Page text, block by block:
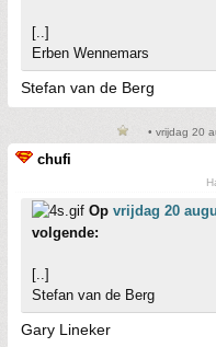
[..]
Erben Wennemars
Stefan van de Berg
• vrijdag 20
chufi
Op vrijdag 20
volgende:
[..]
Stefan van de Berg
Gary Lineker